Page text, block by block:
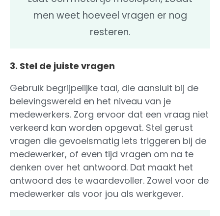
men weet hoeveel vragen er nog
resteren.
3. Stel de juiste vragen
Gebruik begrijpelijke taal, die aansluit bij de
belevingswereld en het niveau van je
medewerkers. Zorg ervoor dat een vraag niet
verkeerd kan worden opgevat. Stel gerust
vragen die gevoelsmatig iets triggeren bij de
medewerker, of even tijd vragen om na te
denken over het antwoord. Dat maakt het
antwoord des te waardevoller. Zowel voor de
medewerker als voor jou als werkgever.